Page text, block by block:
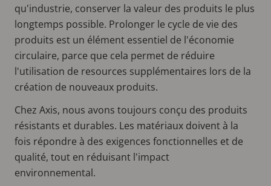
qu'industrie, conserver la valeur des produits le plus
longtemps possible. Prolonger le cycle de vie des
produits est un élément essentiel de l'économie
circulaire, parce que cela permet de réduire
l'utilisation de resources supplémentaires lors de la
création de nouveaux produits.
Chez Axis, nous avons toujours conçu des produits
résistants et durables. Les matériaux doivent à la
fois répondre à des exigences fonctionnelles et de
qualité, tout en réduisant l'impact
environnemental.